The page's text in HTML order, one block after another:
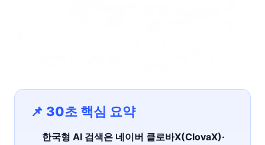
📌 30초 핵심 요약
한국형 AI 검색은 네이버 클로바X(ClovaX)·